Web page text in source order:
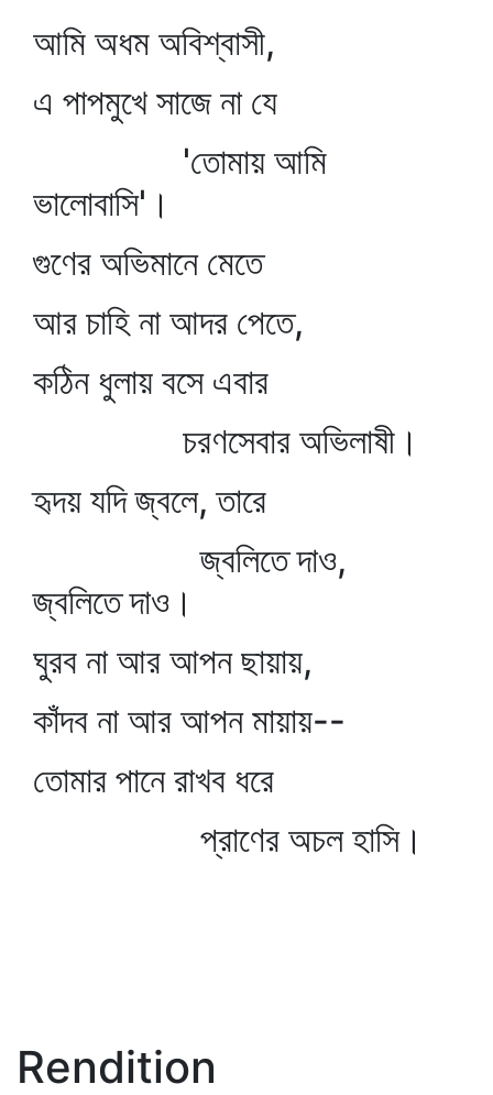
আমি অধম অবিশ্বাসী,
এ পাপমুখে সাজে না যে
'তোমায় আমি
ভালোবাসি'।
গুণের অভিমানে মেতে
আর চাহি না আদর পেতে,
কঠিন ধুলায় বসে এবার
চরণসেবার অভিলাষী।
হৃদয় যদি জ্বলে, তারে
জ্বলিতে দাও,
জ্বলিতে দাও।
ঘুরব না আর আপন ছায়ায়,
কাঁদব না আর আপন মায়ায়--
তোমার পানে রাখব ধরে
প্রাণের অচল হাসি।
Rendition